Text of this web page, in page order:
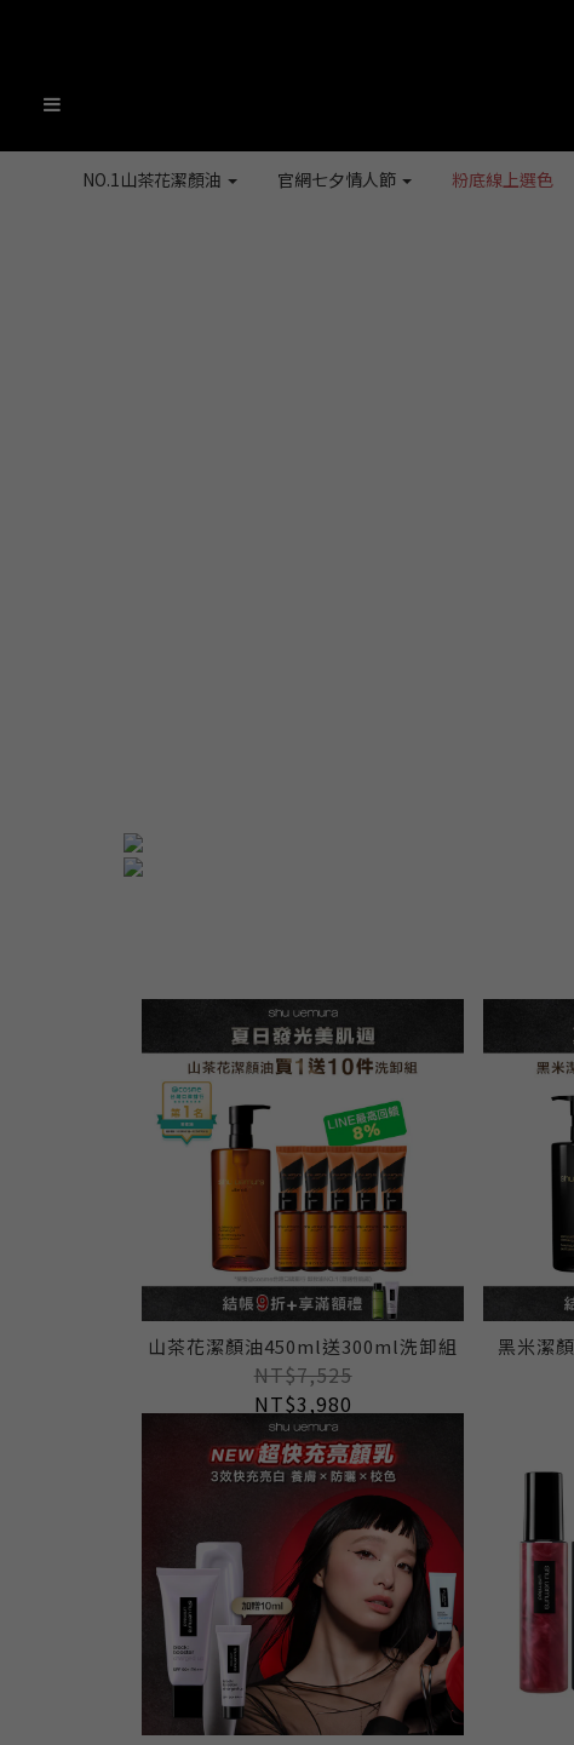
NO.1山茶花潔顏油 官網七夕情人節 粉底線上選色
山茶花潔顏油450ml送300ml洗卸組
NT$7,525
NT$3,980
黑米潔